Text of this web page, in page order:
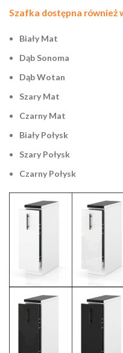
Szafka dostępna również
Biały Mat
Dąb Sonoma
Dąb Wotan
Szary Mat
Czarny Mat
Biały Połysk
Szary Połysk
Czarny Połysk